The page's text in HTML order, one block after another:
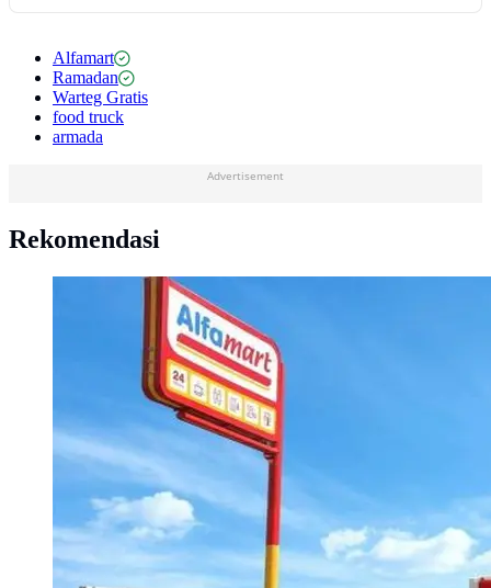
Alfamart
Ramadan
Warteg Gratis
food truck
armada
Advertisement
Rekomendasi